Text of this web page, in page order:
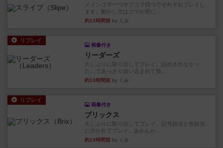
メインコマ一つサブコマ四つでそれぞれプレイし
ます。動かし方はコマか壁に...
約12時間前 by くみ
リプレイ
画像付き
リーダーズ
久しぶりに取り出してプレイ。詰めきれなかっ
た…であっさり追い込まれて負...
約13時間前 by くみ
リプレイ
画像付き
ブリックス
久しぶりに取り出してプレイ。記号担当と色担当
に分かれてプレイ。あかんか...
約13時間前 by くみ